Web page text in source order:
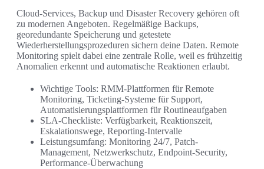
Cloud-Services, Backup und Disaster Recovery gehören oft
zu modernen Angeboten. Regelmäßige Backups,
georedundante Speicherung und getestete
Wiederherstellungsprozeduren sichern deine Daten. Remote
Monitoring spielt dabei eine zentrale Rolle, weil es frühzeitig
Anomalien erkennt und automatische Reaktionen erlaubt.
Wichtige Tools: RMM-Plattformen für Remote
Monitoring, Ticketing-Systeme für Support,
Automatisierungsplattformen für Routineaufgaben
SLA-Checkliste: Verfügbarkeit, Reaktionszeit,
Eskalationswege, Reporting-Intervalle
Leistungsumfang: Monitoring 24/7, Patch-
Management, Netzwerkschutz, Endpoint-Security,
Performance-Überwachung